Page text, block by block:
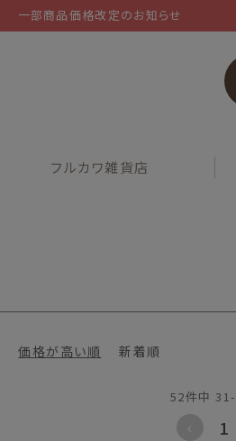
一部商品価格改定のお知らせ
フルカワ雑貨店
価格が高い順 新着順
52件中 31-
1